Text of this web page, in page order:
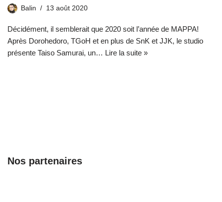
Balin 13 août 2020
Décidément, il semblerait que 2020 soit l’année de MAPPA!
Après Dorohedoro, TGoH et en plus de SnK et JJK, le studio
présente Taiso Samurai, un… Lire la suite »
Nos partenaires